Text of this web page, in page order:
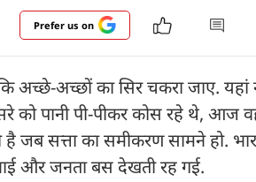
Prefer us on
अच्छे-अच्छों का सिर चकरा जाए. यहां
को पानी पी-पीकर कोस रहे थे, आज
है जब सत्ता का समीकरण सामने हो.
और जनता बस देखती रह गई.